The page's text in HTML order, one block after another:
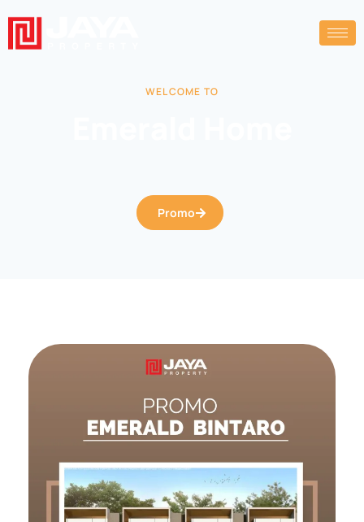
WELCOME TO
Promo